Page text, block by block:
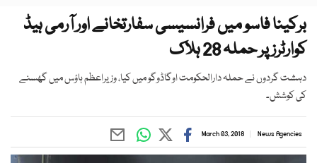
برکینا فاسو میں فرانسیسی سفارتخانے اور آرمی ہیڈ
کوارٹرز پر حملہ 28 ہلاک
دہشت گردوں نے حملہ دارالحکومت اوگاڈوگو میں کیا، وزیراعظم ہاؤس میں گھسنے
کی کوشش۔
News Agencies
March 03, 2018